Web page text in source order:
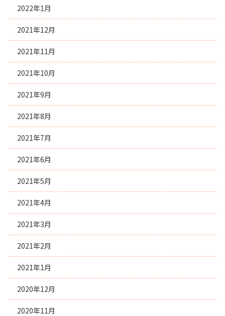
2022年1月
2021年12月
2021年11月
2021年10月
2021年9月
2021年8月
2021年7月
2021年6月
2021年5月
2021年4月
2021年3月
2021年2月
2021年1月
2020年12月
2020年11月